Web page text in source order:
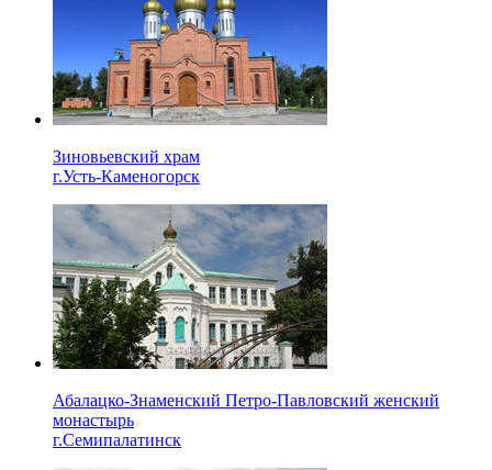
Зиновьевский храм
г.Усть-Каменогорск
Абалацко-Знаменский Петро-Павловский женский
монастырь
г.Семипалатинск